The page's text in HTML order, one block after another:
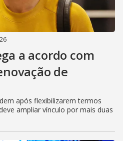
a acordo com
de
após flexibilizarem termos
ampliar vínculo por mais duas